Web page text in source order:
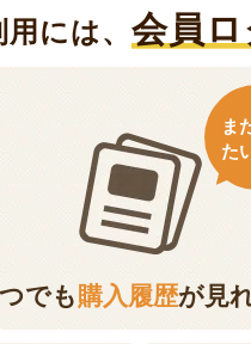
には、 会員
でも購入履歴が見
ま
た